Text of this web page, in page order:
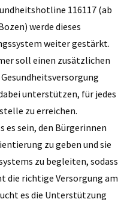
116117 (ab
werde dieses
weiter gestärkt.
soll einen zusätzlichen
unterstützen, für jedes
zu erreichen.
es sein, den Bürgerinnen
zu geben und sie
zu begleiten, sodass
die richtige Versorgung am
es die Unterstützung